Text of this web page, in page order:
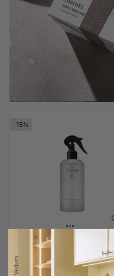
15
Fabric Freshener Five
Oceans - Roses & Milk